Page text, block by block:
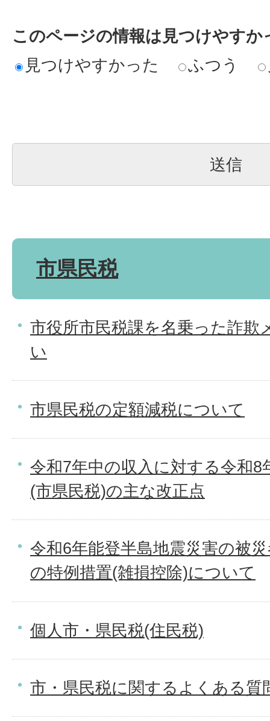
このページの情報は見つけやすか
見つけやすかった
ふつう
市県民税
市役所市民税課を名乗った詐欺
い
市県民税の定額減税について
令和7年中の収入に対する令和8
(市県民税)の主な改正点
令和6年能登半島地震災害の被
の特例措置(雑損控除)について
個人市・県民税(住民税)
市・県民税に関するよくある質